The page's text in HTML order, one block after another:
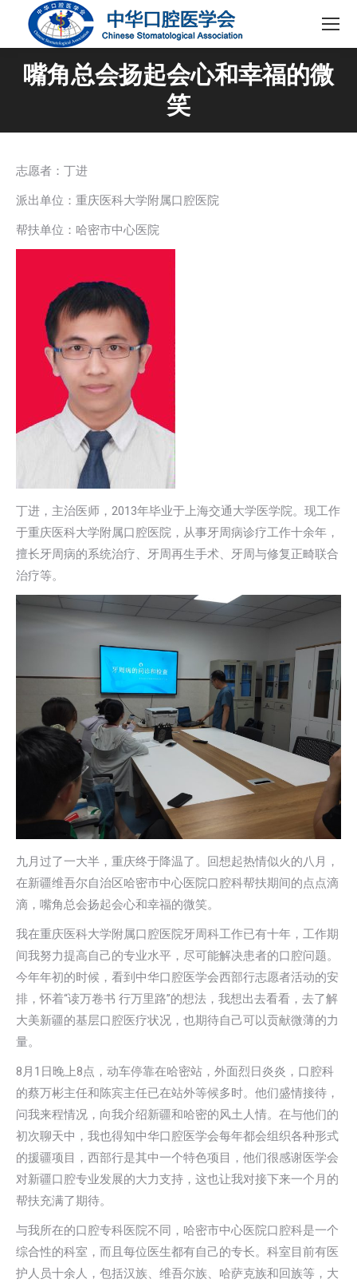
嘴角总会扬起会心和幸福的微
笑
志愿者：丁进
派出单位：重庆医科⼤学附属⼝腔医院
帮扶单位：哈密市中⼼医院
丁进，主治医师，2013年毕业于上海交通大学医学院。现工作
于重庆医科大学附属口腔医院，从事牙周病诊疗工作十余年，
擅长牙周病的系统治疗、牙周再生手术、牙周与修复正畸联合
治疗等。
九⽉过了⼀⼤半，重庆终于降温了。回想起热情似⽕的⼋⽉，
在新疆维吾尔⾃治区哈密市中⼼医院⼝腔科帮扶期间的点点滴
滴，嘴⻆总会扬起会⼼和幸福的微笑。
我在重庆医科⼤学附属⼝腔医院⽛周科⼯作已有⼗年，⼯作期
间我努⼒提⾼⾃⼰的专业⽔平，尽可能解决患者的⼝腔问题。
今年年初的时候，看到中华⼝腔医学会⻄部⾏志愿者活动的安
排，怀着“读万卷书 ⾏万⾥路”的想法，我想出去看看，去了解
⼤美新疆的基层⼝腔医疗状况，也期待⾃⼰可以贡献微薄的⼒
量。
8⽉1⽇晚上8点，动⻋停靠在哈密站，外⾯烈⽇炎炎，⼝腔科
的蔡万彬主任和陈宾主任已在站外等候多时。他们盛情接待，
问我来程情况，向我介绍新疆和哈密的⻛⼟⼈情。在与他们的
初次聊天中，我也得知中华⼝腔医学会每年都会组织各种形式
的援疆项⽬，⻄部⾏是其中⼀个特⾊项⽬，他们很感谢医学会
对新疆⼝腔专业发展的⼤⼒⽀持，这也让我对接下来⼀个⽉的
帮扶充满了期待。
与我所在的⼝腔专科医院不同，哈密市中⼼医院⼝腔科是⼀个
综合性的科室，⽽且每位医⽣都有⾃⼰的专⻓。科室⽬前有医
护⼈员⼗余⼈，包括汉族、维吾尔族、哈萨克族和回族等，⼤